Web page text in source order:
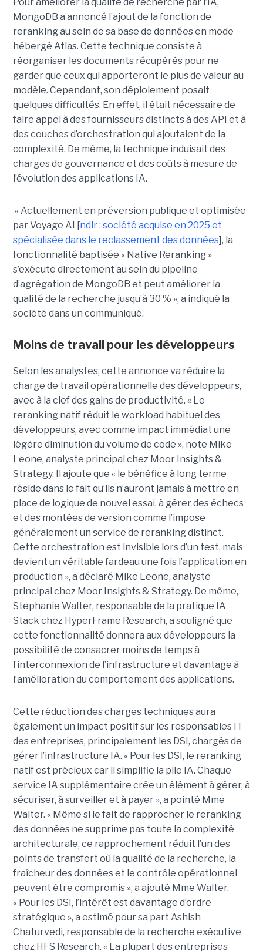
MongoDB a annoncé l’ajout de la fonction de
reranking au sein de sa base de données en mode
hébergé Atlas. Cette technique consiste à
réorganiser les documents récupérés pour ne
garder que ceux qui apporteront le plus de valeur au
modèle. Cependant, son déploiement posait
quelques difficultés. En effet, il était nécessaire de
faire appel à des fournisseurs distincts à des API et à
des couches d’orchestration qui ajoutaient de la
complexité. De même, la technique induisait des
charges de gouvernance et des coûts à mesure de
l’évolution des applications IA.
« Actuellement en préversion publique et optimisée
par Voyage AI [ndlr : société acquise en 2025 et
spécialisée dans le reclassement des données], la
fonctionnalité baptisée « Native Reranking »
s’exécute directement au sein du pipeline
d’agrégation de MongoDB et peut améliorer la
qualité de la recherche jusqu’à 30 % », a indiqué la
société dans un communiqué.
Moins de travail pour les développeurs
Selon les analystes, cette annonce va réduire la
charge de travail opérationnelle des développeurs,
avec à la clef des gains de productivité. « Le
reranking natif réduit le workload habituel des
développeurs, avec comme impact immédiat une
légère diminution du volume de code », note Mike
Leone, analyste principal chez Moor Insights &
Strategy. Il ajoute que « le bénéfice à long terme
réside dans le fait qu’ils n’auront jamais à mettre en
place de logique de nouvel essai, à gérer des échecs
et des montées de version comme l’impose
généralement un service de reranking distinct.
Cette orchestration est invisible lors d’un test, mais
devient un véritable fardeau une fois l’application en
production », a déclaré Mike Leone, analyste
principal chez Moor Insights & Strategy. De même,
Stephanie Walter, responsable de la pratique IA
Stack chez HyperFrame Research, a souligné que
cette fonctionnalité donnera aux développeurs la
possibilité de consacrer moins de temps à
l’interconnexion de l’infrastructure et davantage à
l’amélioration du comportement des applications.
Cette réduction des charges techniques aura
également un impact positif sur les responsables IT
des entreprises, principalement les DSI, chargés de
gérer l’infrastructure IA. « Pour les DSI, le reranking
natif est précieux car il simplifie la pile IA. Chaque
service IA supplémentaire crée un élément à gérer, à
sécuriser, à surveiller et à payer », a pointé Mme
Walter. « Même si le fait de rapprocher le reranking
des données ne supprime pas toute la complexité
architecturale, ce rapprochement réduit l’un des
points de transfert où la qualité de la recherche, la
fraîcheur des données et le contrôle opérationnel
peuvent être compromis », a ajouté Mme Walter.
« Pour les DSI, l’intérêt est davantage d’ordre
stratégique », a estimé pour sa part Ashish
Chaturvedi, responsable de la recherche exécutive
chez HFS Research. « La plupart des entreprises